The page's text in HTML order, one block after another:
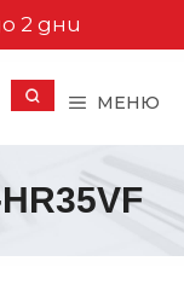
2 дни
МЕНЮ